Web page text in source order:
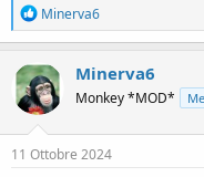
R
e
a
c
t
i
o
n
s
Minerva6
Minerva6
Monkey *MOD*
11 Ottobre 2024